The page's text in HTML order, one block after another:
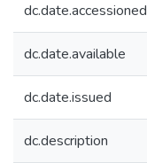
dc.date.accessioned
dc.date.available
dc.date.issued
dc.description